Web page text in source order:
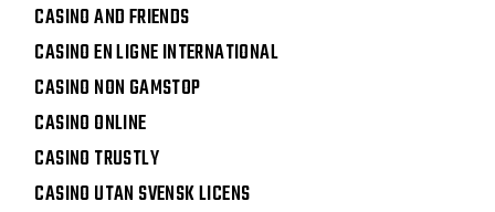
CASINO AND FRIENDS
CASINO EN LIGNE INTERNATIONAL
CASINO NON GAMSTOP
CASINO ONLINE
CASINO TRUSTLY
CASINO UTAN SVENSK LICENS